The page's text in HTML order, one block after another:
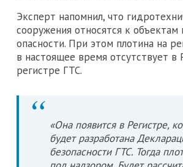
Эксперт напомнил, что
сооружения относятся к
опасности. При этом плотина на
в настоящее время отсутствует в
регистре ГТС.
«Она появится в Регистре,
будет разработана
безопасности ГТС. Тогда